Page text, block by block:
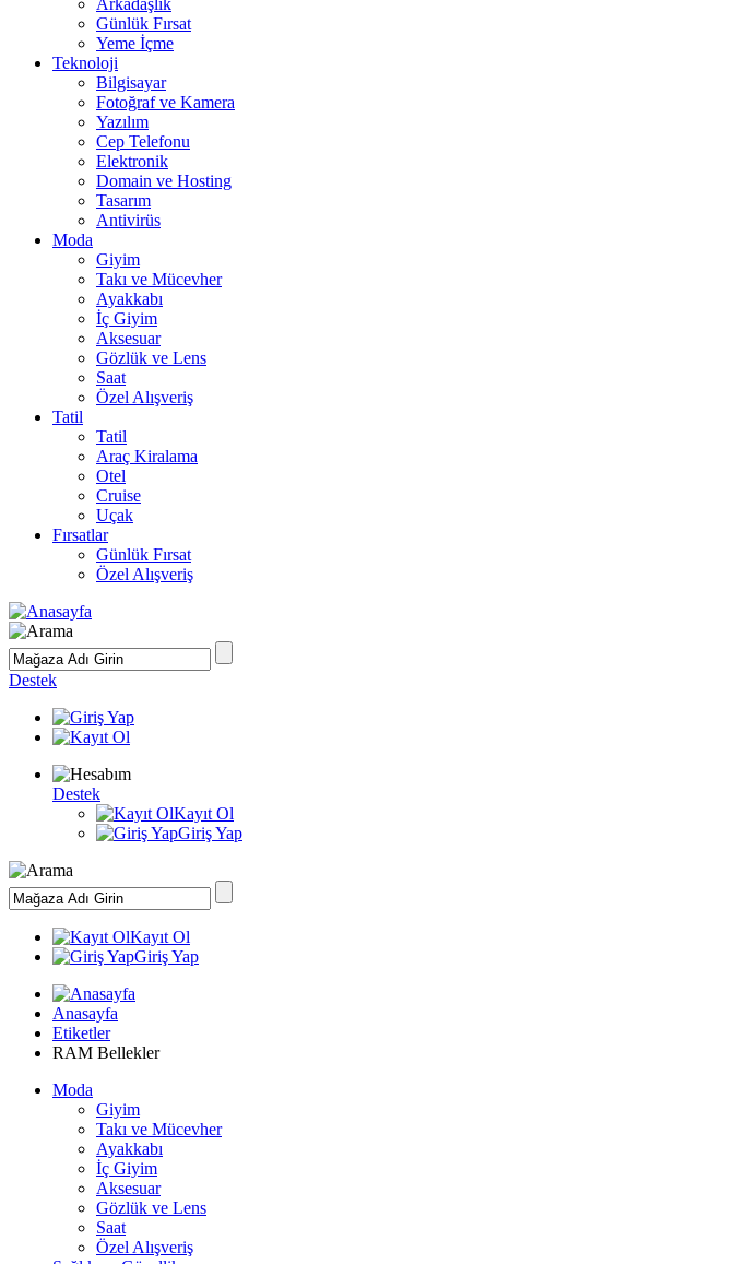
Arkadaşlık
Günlük Fırsat
Yeme İçme
Teknoloji
Bilgisayar
Fotoğraf ve Kamera
Yazılım
Cep Telefonu
Elektronik
Domain ve Hosting
Tasarım
Antivirüs
Moda
Giyim
Takı ve Mücevher
Ayakkabı
İç Giyim
Aksesuar
Gözlük ve Lens
Saat
Özel Alışveriş
Tatil
Tatil
Araç Kiralama
Otel
Cruise
Uçak
Fırsatlar
Günlük Fırsat
Özel Alışveriş
Destek
Destek
Kayıt Ol
Giriş Yap
Kayıt Ol
Giriş Yap
Anasayfa
Etiketler
RAM Bellekler
Moda
Giyim
Takı ve Mücevher
Ayakkabı
İç Giyim
Aksesuar
Gözlük ve Lens
Saat
Özel Alışveriş